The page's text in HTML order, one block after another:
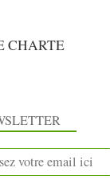
CHARTE